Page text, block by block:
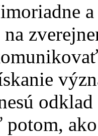
potom,